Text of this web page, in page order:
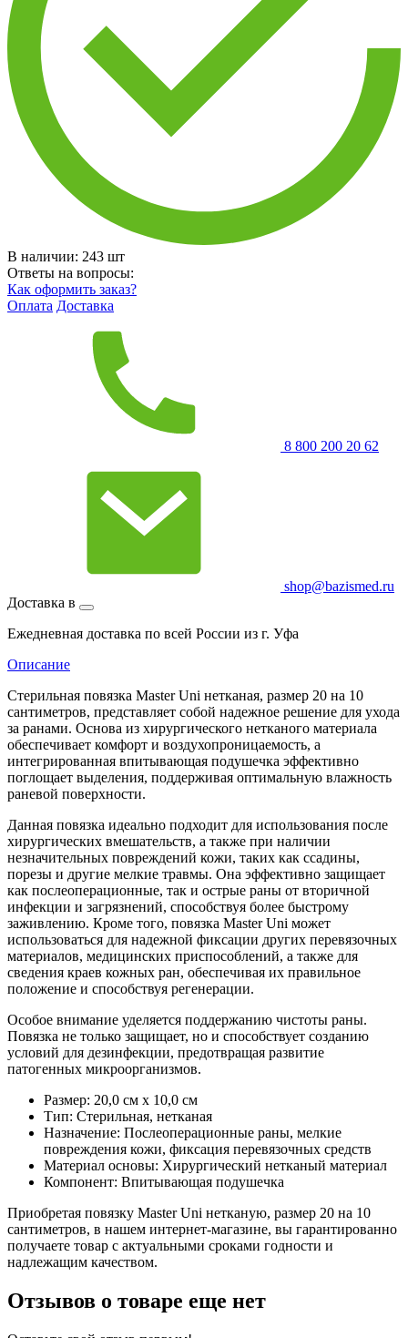
В наличии: 243 шт
Ответы на вопросы:
Как оформить заказ?
Оплата Доставка
8 800 200 20 62
shop@bazismed.ru
Доставка в
Ежедневная доставка по всей России из г. Уфа
Описание
Стерильная повязка Master Uni нетканая, размер 20 на 10
сантиметров, представляет собой надежное решение для ухода
за ранами. Основа из хирургического нетканого материала
обеспечивает комфорт и воздухопроницаемость, а
интегрированная впитывающая подушечка эффективно
поглощает выделения, поддерживая оптимальную влажность
раневой поверхности.
Данная повязка идеально подходит для использования после
хирургических вмешательств, а также при наличии
незначительных повреждений кожи, таких как ссадины,
порезы и другие мелкие травмы. Она эффективно защищает
как послеоперационные, так и острые раны от вторичной
инфекции и загрязнений, способствуя более быстрому
заживлению. Кроме того, повязка Master Uni может
использоваться для надежной фиксации других перевязочных
материалов, медицинских приспособлений, а также для
сведения краев кожных ран, обеспечивая их правильное
положение и способствуя регенерации.
Особое внимание уделяется поддержанию чистоты раны.
Повязка не только защищает, но и способствует созданию
условий для дезинфекции, предотвращая развитие
патогенных микроорганизмов.
Размер: 20,0 см x 10,0 см
Тип: Стерильная, нетканая
Назначение: Послеоперационные раны, мелкие
повреждения кожи, фиксация перевязочных средств
Материал основы: Хирургический нетканый материал
Компонент: Впитывающая подушечка
Приобретая повязку Master Uni нетканую, размер 20 на 10
сантиметров, в нашем интернет-магазине, вы гарантированно
получаете товар с актуальными сроками годности и
надлежащим качеством.
Отзывов о товаре еще нет